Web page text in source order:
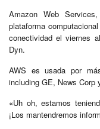
Amazon Web
plataforma
conectividad el viernes
Dyn.
AWS es usada por
including GE, News Corp
«Uh oh, estamos
¡Los mantendremos